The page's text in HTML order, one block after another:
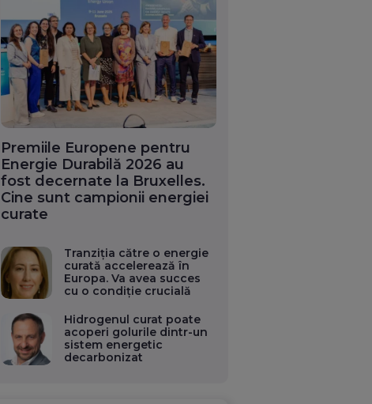
Premiile Europene pentru
Energie Durabilă 2026 au
fost decernate la Bruxelles.
Cine sunt campionii energiei
curate
Tranziția către o energie
curată accelerează în
Europa. Va avea succes
cu o condiție crucială
Hidrogenul curat poate
acoperi golurile dintr-un
sistem energetic
decarbonizat